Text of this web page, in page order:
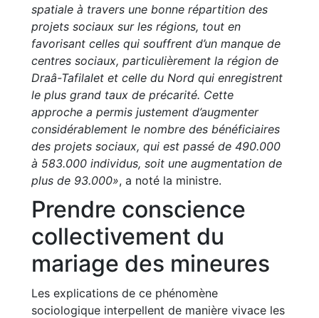
spatiale à travers une bonne répartition des
projets sociaux sur les régions, tout en
favorisant celles qui souffrent d’un manque de
centres sociaux, particulièrement la région de
Draâ-Tafilalet et celle du Nord qui enregistrent
le plus grand taux de précarité. Cette
approche a permis justement d’augmenter
considérablement le nombre des bénéficiaires
des projets sociaux, qui est passé de 490.000
à 583.000 individus, soit une augmentation de
plus de 93.000», a noté la ministre.
Prendre conscience
collectivement du
mariage des mineures
Les explications de ce phénomène
sociologique interpellent de manière vivace les